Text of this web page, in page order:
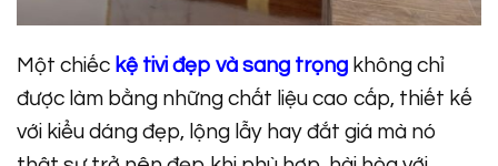
Một chiếc kệ tivi đẹp và sang trọng không chỉ
được làm bằng những chất liệu cao cấp, thiết kế
với kiểu dáng đẹp, lộng lẫy hay đắt giá mà nó